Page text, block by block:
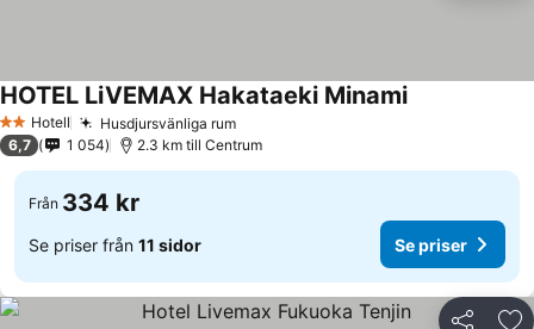
2 Stjärnor
Hotell Husdjursvänliga rum
HOTEL LiVEMAX Hakataeki Minami
6,7 1 054 2.3 km till Centrum
Från 334 kr
Se priser från 11 sidor Se priser